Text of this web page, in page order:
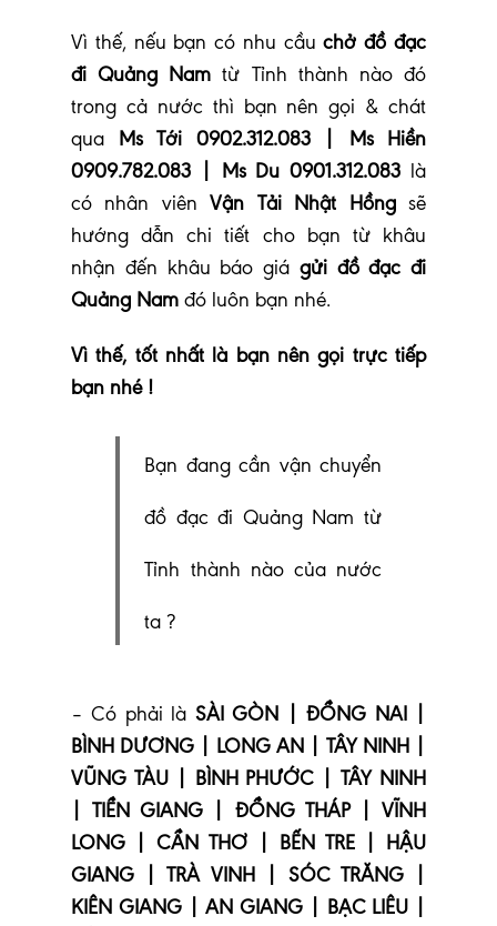
Vì thế, nếu bạn có nhu cầuchở đồ đạc
đi Quảng Nam từ Tỉnh thành nào đó
trong cả nước thì bạn nên gọi & chát
qua Ms Tới 0902.312.083 | Ms Hiền
0909.782.083 | Ms Du 0901.312.083 là
có nhân viênVận Tải Nhật Hồngsẽ
hướng dẫn chi tiết cho bạn từ khâu
nhận đến khâu báo giá gửi đồ đạc đi
Quảng Nam đó luôn bạn nhé.
Vì thế, tốt nhất là bạn nên gọi trực tiếp
bạn nhé !
Bạn đang cần vận chuyển
đồ đạc đi Quảng Nam từ
Tỉnh thành nào của nước
ta ?
– Có phải là SÀI GÒN | ĐỒNG NAI |
BÌNH DƯƠNG | LONG AN | TÂY NINH |
VŨNG TÀU | BÌNH PHƯỚC | TÂY NINH
| TIỀN GIANG | ĐỒNG THÁP | VĨNH
LONG | CẦN THƠ | BẾN TRE | HẬU
GIANG | TRÀ VINH | SÓC TRĂNG |
KIÊN GIANG | AN GIANG | BẠC LIÊU |